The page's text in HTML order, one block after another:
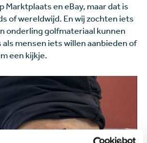
Marktplaats en eBay, maar dat is
of wereldwijd. En wij zochten iets
onderling golfmateriaal kunnen
mensen iets willen aanbieden of
een kijkje.